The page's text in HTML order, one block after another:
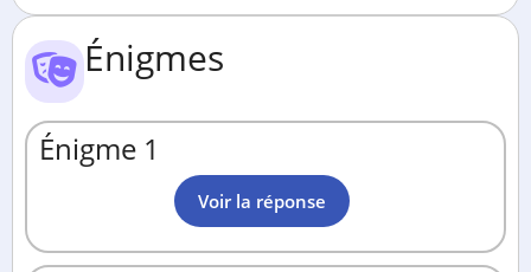
Énigmes
Énigme 1
Voir la réponse